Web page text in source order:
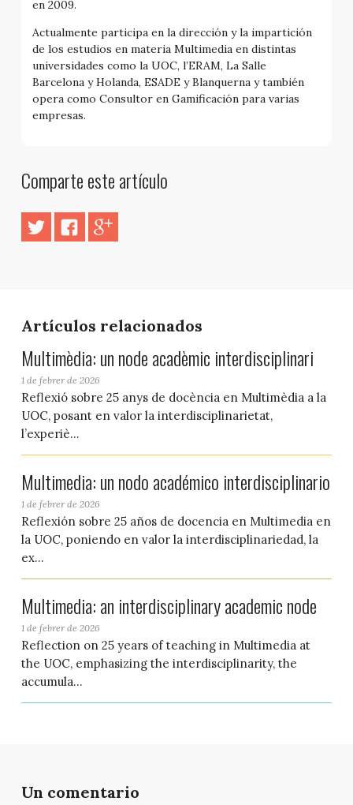
en 2009.
Actualmente participa en la dirección y la impartición
de los estudios en materia Multimedia en distintas
universidades como la UOC, l’ERAM, La Salle
Barcelona y Holanda, ESADE y Blanquerna y también
opera como Consultor en Gamificación para varias
empresas.
Comparte este artículo
Artículos relacionados
Multimèdia: un node acadèmic interdisciplinari
1 de febrer de 2026
Reflexió sobre 25 anys de docència en Multimèdia a la
UOC, posant en valor la interdisciplinarietat,
l’experiè...
Multimedia: un nodo académico interdisciplinario
1 de febrer de 2026
Reflexión sobre 25 años de docencia en Multimedia en
la UOC, poniendo en valor la interdisciplinariedad, la
ex...
Multimedia: an interdisciplinary academic node
1 de febrer de 2026
Reflection on 25 years of teaching in Multimedia at
the UOC, emphasizing the interdisciplinarity, the
accumula...
Un comentario